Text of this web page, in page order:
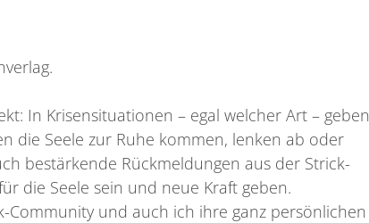
In Krisensituationen – egal welcher Art – geben
die Seele zur Ruhe kommen, lenken ab oder
bestärkende Rückmeldungen aus der Strick-
die Seele sein und neue Kraft geben.
und auch ich ihre ganz persönlichen